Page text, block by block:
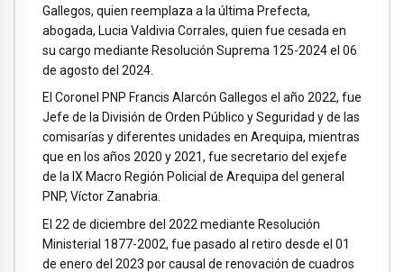
Gallegos, quien reemplaza a la última Prefecta,
abogada, Lucia Valdivia Corrales, quien fue cesada en
su cargo mediante Resolución Suprema 125-2024 el 06
de agosto del 2024.
El Coronel PNP Francis Alarcón Gallegos el año 2022, fue
Jefe de la División de Orden Público y Seguridad y de las
comisarías y diferentes unidades en Arequipa, mientras
que en los años 2020 y 2021, fue secretario del exjefe
de la IX Macro Región Policial de Arequipa del general
PNP, Víctor Zanabria.
El 22 de diciembre del 2022 mediante Resolución
Ministerial 1877-2002, fue pasado al retiro desde el 01
de enero del 2023 por causal de renovación de cuadros